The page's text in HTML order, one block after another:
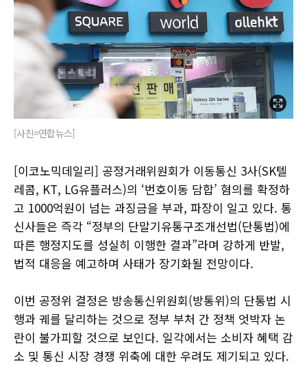
[사진=연합뉴스]
[이코노믹데일리] 공정거래위원회가 이동통신 3사(SK텔
레콤, KT, LG유플러스)의 ‘번호이동 담합’ 혐의를 확정하
고 1000억원이 넘는 과징금을 부과, 파장이 일고 있다. 통
신사들은 즉각 “정부의 단말기유통구조개선법(단통법)에
따른 행정지도를 성실히 이행한 결과”라며 강하게 반발,
법적 대응을 예고하며 사태가 장기화될 전망이다.
이번 공정위 결정은 방송통신위원회(방통위)의 단통법 시
행과 궤를 달리하는 것으로 정부 부처 간 정책 엇박자 논
란이 불가피할 것으로 보인다. 일각에서는 소비자 혜택 감
소 및 통신 시장 경쟁 위축에 대한 우려도 제기되고 있다.